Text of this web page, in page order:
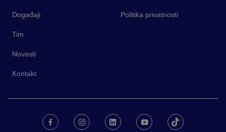
Događaji
Tim
Novosti
Kontakt
Politika privatnosti